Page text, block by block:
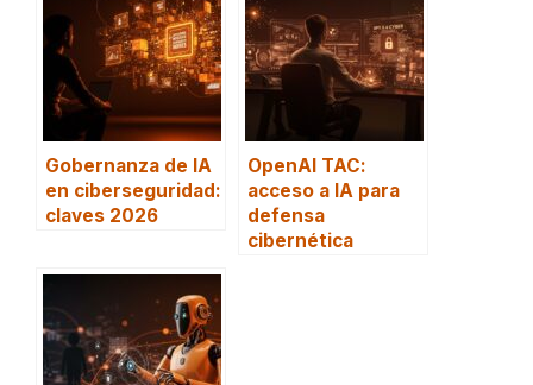
Gobernanza de IA
en ciberseguridad:
claves 2026
OpenAI TAC:
acceso a IA para
defensa
cibernética